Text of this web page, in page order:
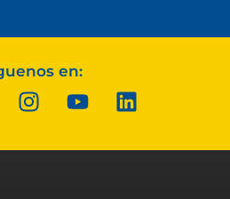
en: